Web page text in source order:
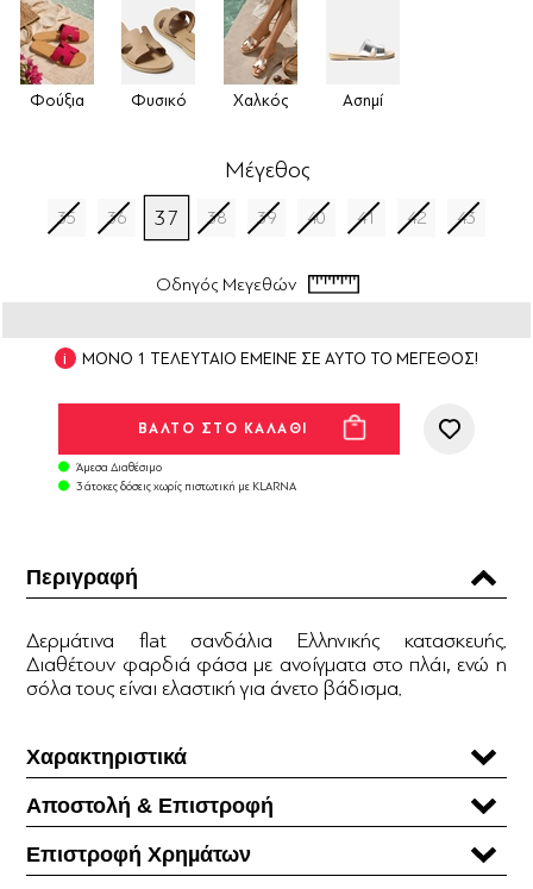
Φούξια Φυσικό Χαλκός Ασημί
Μέγεθος
35 36 37 38 39 40 41 42 43
Οδηγός Μεγεθών
ΜΟΝΟ 1 ΤΕΛΕΥΤΑΙΟ ΕΜΕΙΝΕ ΣΕ ΑΥΤΟ ΤΟ ΜΕΓΕΘΟΣ!
Άμεσα Διαθέσιμο
3 άτοκες δόσεις χωρίς πιστωτική με KLARNA
Περιγραφή
Δερμάτινα flat σανδάλια Ελληνικής κατασκευής.
Διαθέτουν φαρδιά φάσα με ανοίγματα στο πλάι, ενώ η
σόλα τους είναι ελαστική για άνετο βάδισμα.
Χαρακτηριστικά
Αποστολή & Επιστροφή
Επιστροφή Χρηµάτων